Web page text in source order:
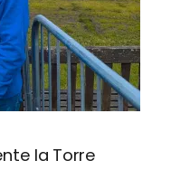
la Torre